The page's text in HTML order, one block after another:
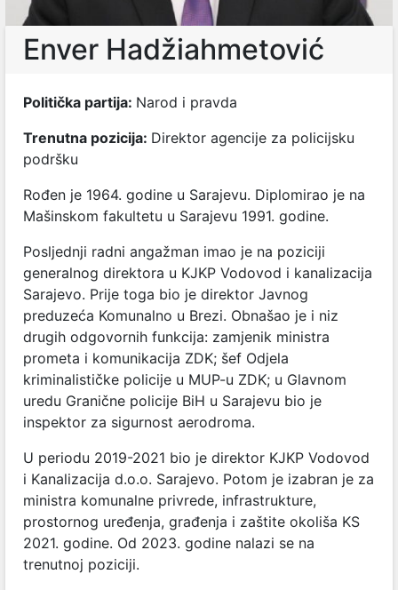
Enver Hadžiahmetović
Politička partija: Narod i pravda
Trenutna pozicija: Direktor agencije za policijsku
podršku
Rođen je 1964. godine u Sarajevu. Diplomirao je na
Mašinskom fakultetu u Sarajevu 1991. godine.
Posljednji radni angažman imao je na poziciji
generalnog direktora u KJKP Vodovod i kanalizacija
Sarajevo. Prije toga bio je direktor Javnog
preduzeća Komunalno u Brezi. Obnašao je i niz
drugih odgovornih funkcija: zamjenik ministra
prometa i komunikacija ZDK; šef Odjela
kriminalističke policije u MUP-u ZDK; u Glavnom
uredu Granične policije BiH u Sarajevu bio je
inspektor za sigurnost aerodroma.
U periodu 2019-2021 bio je direktor KJKP Vodovod
i Kanalizacija d.o.o. Sarajevo. Potom je izabran je za
ministra komunalne privrede, infrastrukture,
prostornog uređenja, građenja i zaštite okoliša KS
2021. godine. Od 2023. godine nalazi se na
trenutnoj poziciji.